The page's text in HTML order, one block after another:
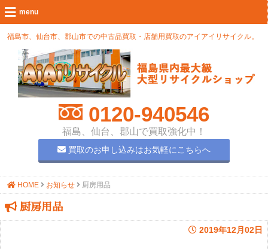
福島市、仙台市、郡山市での中古品買取・店舗用買取のアイアイリサイクル。
0120-940546
福島、仙台、郡山で買取強化中！
買取のお申し込みはお気軽にこちらへ
HOME お知らせ 厨房用品
厨房用品
2019年12月02日